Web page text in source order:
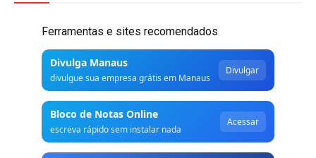
Ferramentas e sites recomendados
Divulga Manaus
divulgue sua empresa grátis em Manaus
Divulgar
Bloco de Notas Online
escreva rápido sem instalar nada
Acessar